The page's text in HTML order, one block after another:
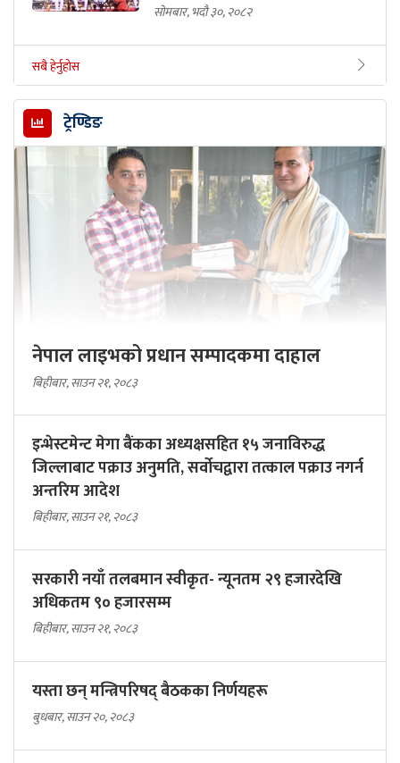
सोमबार, भदौ ३०, २०८२
सबै हेर्नुहोस
ट्रेण्डिङ
नेपाल लाइभको प्रधान सम्पादकमा दाहाल
बिहीबार, साउन २१, २०८३
इन्भेस्टमेन्ट मेगा बैंकका अध्यक्षसहित १५ जनाविरुद्ध
जिल्लाबाट पक्राउ अनुमति, सर्वोचद्वारा तत्काल पक्राउ नगर्न
अन्तरिम आदेश
बिहीबार, साउन २१, २०८३
सरकारी नयाँ तलबमान स्वीकृत- न्यूनतम २९ हजारदेखि
अधिकतम ९० हजारसम्म
बिहीबार, साउन २१, २०८३
यस्ता छन् मन्त्रिपरिषद् बैठकका निर्णयहरू
बुधबार, साउन २०, २०८३